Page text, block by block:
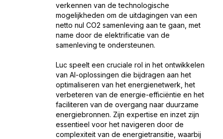
verkennen van de technologische
mogelijkheden om de uitdagingen van een
netto nul CO2 samenleving aan te gaan, met
name door de elektrificatie van de
samenleving te ondersteunen.
Luc speelt een cruciale rol in het ontwikkelen
van AI-oplossingen die bijdragen aan het
optimaliseren van het energienetwerk, het
verbeteren van de energie-efficiëntie en het
faciliteren van de overgang naar duurzame
energiebronnen. Zijn expertise en inzet zijn
essentieel voor het navigeren door de
complexiteit van de energietransitie, waarbij